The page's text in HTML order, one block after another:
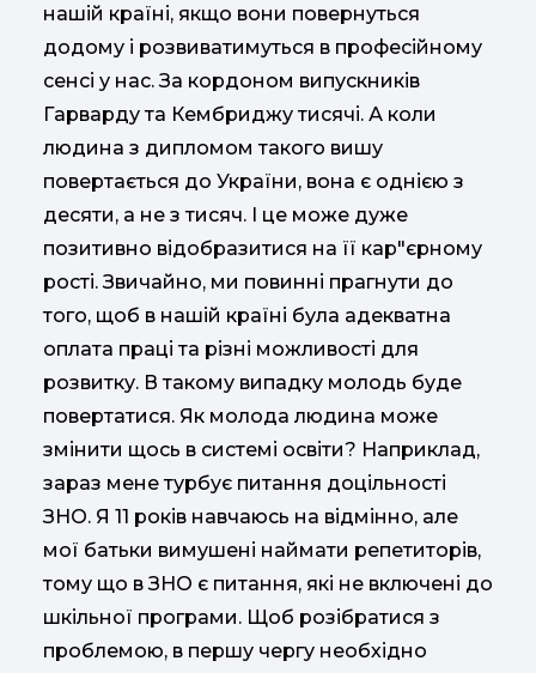
нашій країні, якщо вони повернуться
додому і розвиватимуться в професійному
сенсі у нас. За кордоном випускників
Гарварду та Кембриджу тисячі. А коли
людина з дипломом такого вишу
повертається до України, вона є однією з
десяти, а не з тисяч. І це може дуже
позитивно відобразитися на її кар"єрному
рості. Звичайно, ми повинні прагнути до
того, щоб в нашій країні була адекватна
оплата праці та різні можливості для
розвитку. В такому випадку молодь буде
повертатися. Як молода людина може
змінити щось в системі освіти? Наприклад,
зараз мене турбує питання доцільності
ЗНО. Я 11 років навчаюсь на відмінно, але
мої батьки вимушені наймати репетиторів,
тому що в ЗНО є питання, які не включені до
шкільної програми. Щоб розібратися з
проблемою, в першу чергу необхідно